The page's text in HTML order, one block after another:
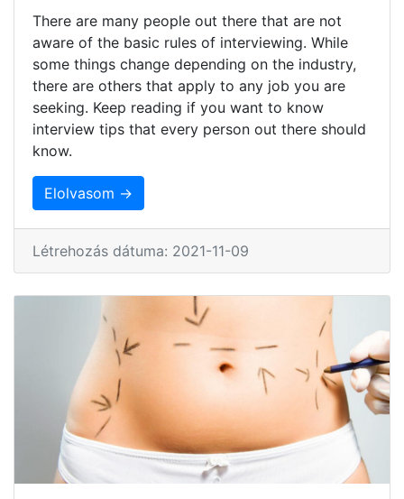
There are many people out there that are not
aware of the basic rules of interviewing. While
some things change depending on the industry,
there are others that apply to any job you are
seeking. Keep reading if you want to know
interview tips that every person out there should
know.
Elolvasom →
Létrehozás dátuma: 2021-11-09